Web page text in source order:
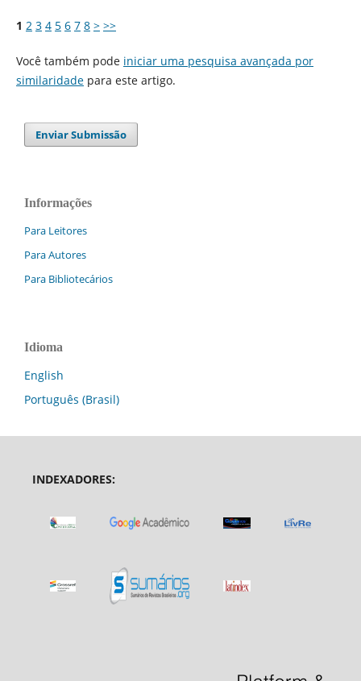
1 2 3 4 5 6 7 8 > >>
Você também pode iniciar uma pesquisa avançada por
similaridadepara este artigo.
Enviar Submissão
Informações
Para Leitores
Para Autores
Para Bibliotecários
Idioma
English
Português (Brasil)
INDEXADORES: